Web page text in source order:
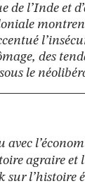
de l’Inde et
des
le
avec
agraire et
sur l’histoire